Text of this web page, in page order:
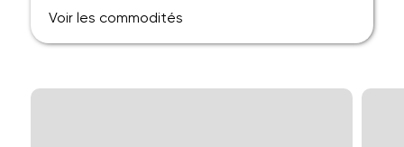
Voir les commodités